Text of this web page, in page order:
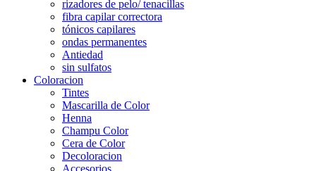
rizadores de pelo/ tenacillas
fibra capilar correctora
tónicos capilares
ondas permanentes
Antiedad
sin sulfatos
Coloracion
Tintes
Mascarilla de Color
Henna
Champu Color
Cera de Color
Decoloracion